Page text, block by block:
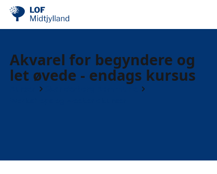
Akvarel for begyndere og
let øvede - endags kursus